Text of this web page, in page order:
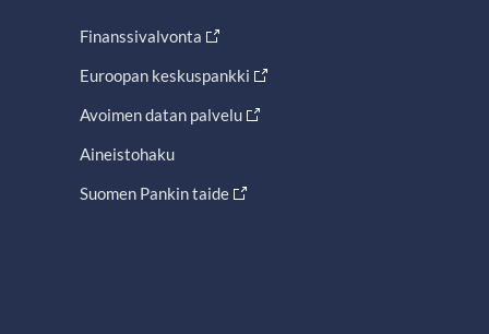
Finanssivalvonta
Euroopan keskuspankki
Avoimen datan palvelu
Aineistohaku
Suomen Pankin taide